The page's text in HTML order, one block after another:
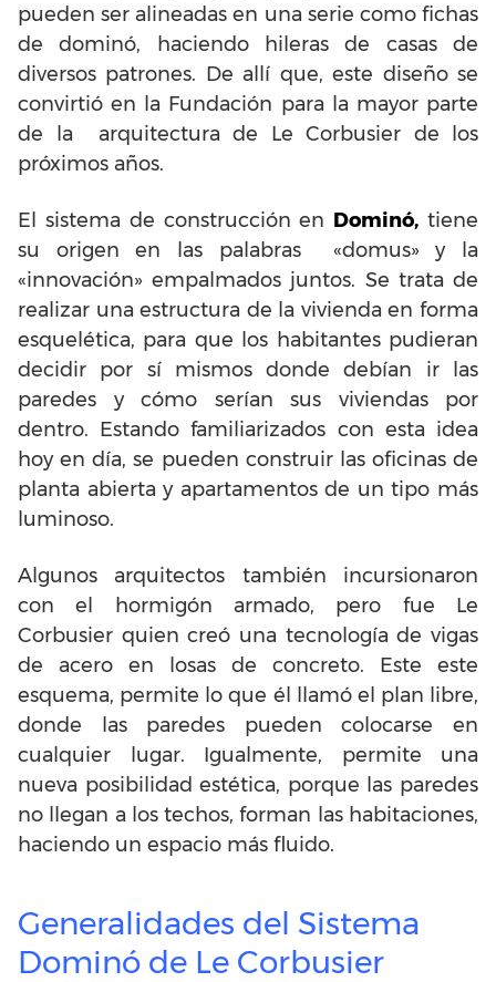
pueden ser alineadas en una serie como fichas
de dominó, haciendo hileras de casas de
diversos patrones. De allí que, este diseño se
convirtió en la Fundación para la mayor parte
de la arquitectura de Le Corbusier de los
próximos años.
El sistema de construcción en Dominó, tiene
su origen en las palabras «domus» y la
«innovación» empalmados juntos. Se trata de
realizar una estructura de la vivienda en forma
esquelética, para que los habitantes pudieran
decidir por sí mismos donde debían ir las
paredes y cómo serían sus viviendas por
dentro. Estando familiarizados con esta idea
hoy en día, se pueden construir las oficinas de
planta abierta y apartamentos de un tipo más
luminoso.
Algunos arquitectos también incursionaron
con el hormigón armado, pero fue Le
Corbusier quien creó una tecnología de vigas
de acero en losas de concreto. Este este
esquema, permite lo que él llamó el plan libre,
donde las paredes pueden colocarse en
cualquier lugar. Igualmente, permite una
nueva posibilidad estética, porque las paredes
no llegan a los techos, forman las habitaciones,
haciendo un espacio más fluido.
Generalidades del Sistema
Dominó de Le Corbusier